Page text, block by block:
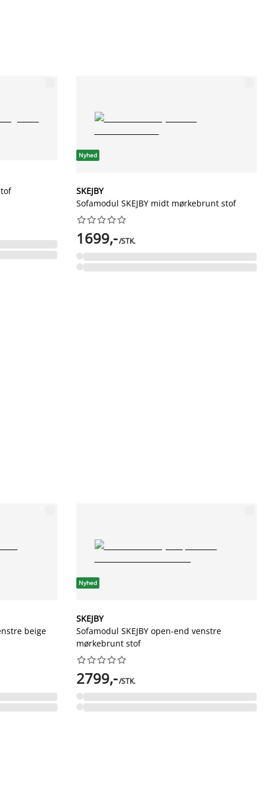
Nyhed
SKEJBY
Sofamodul SKEJBY midt mørkebrunt stof






1699,-/STK.
beige
Nyhed
SKEJBY
Sofamodul SKEJBY open-end venstre
mørkebrunt stof






2799,-/STK.